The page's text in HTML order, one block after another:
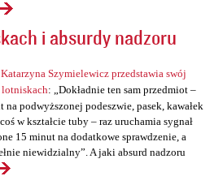
i absurdy nadzoru
Szymielewicz przedstawia swój
lotniskach: „Dokładnie ten sam przedmiot –
na podwyższonej podeszwie, pasek, kawałek
w kształcie tuby – raz uruchamia sygnał
15 minut na dodatkowe sprawdzenie, a
niewidzialny”. A jaki absurd nadzoru